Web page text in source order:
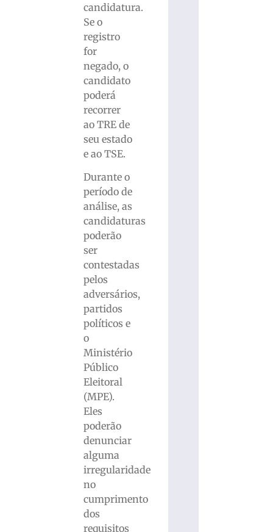
candidatura.
Se o
registro
for
negado, o
candidato
poderá
recorrer
ao TRE de
seu estado
e ao TSE.
Durante o
período de
análise, as
candidaturas
poderão
ser
contestadas
pelos
adversários,
partidos
políticos e
o
Ministério
Público
Eleitoral
(MPE).
Eles
poderão
denunciar
alguma
irregularidade
no
cumprimento
dos
requisitos